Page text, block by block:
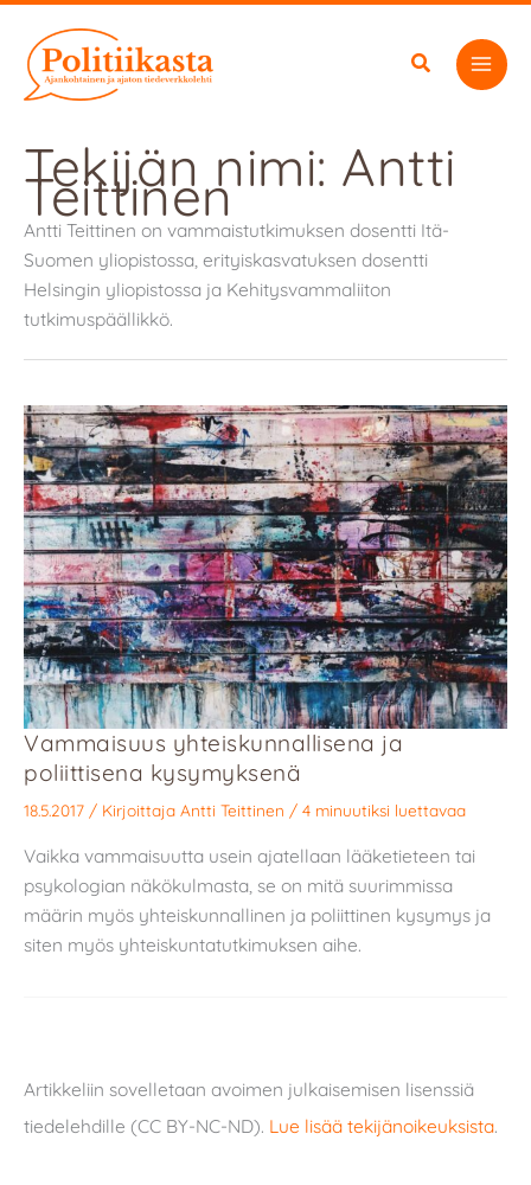
sisältöön
Tekijän nimi: Antti
Teittinen
Antti Teittinen on vammaistutkimuksen dosentti Itä-
Suomen yliopistossa, erityiskasvatuksen dosentti
Helsingin yliopistossa ja Kehitysvammaliiton
tutkimuspäällikkö.
Vammaisuus yhteiskunnallisena ja
poliittisena kysymyksenä
18.5.2017 / Kirjoittaja Antti Teittinen / 4 minuutiksi luettavaa
Vaikka vammaisuutta usein ajatellaan lääketieteen tai
psykologian näkökulmasta, se on mitä suurimmissa
määrin myös yhteiskunnallinen ja poliittinen kysymys ja
siten myös yhteiskuntatutkimuksen aihe.
Artikkeliin sovelletaan avoimen julkaisemisen lisenssiä
tiedelehdille (CC BY-NC-ND). Lue lisää tekijänoikeuksista.